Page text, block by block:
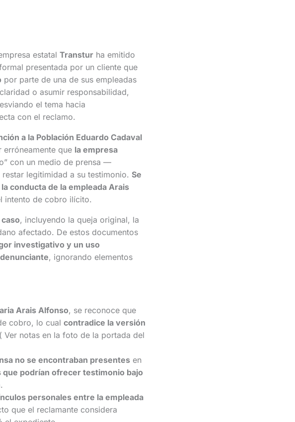
estatal Transturha emitido
presentada por un cliente que
por parte de una de sus empleadas
o asumir responsabilidad,
el tema hacia
con el reclamo.
a la Población Eduardo Cadaval
que la empresa
con un medio de prensa —
legitimidad a su testimonio. Se
conducta de la empleada Arais
intento de cobro ilícito.
, incluyendo la queja original, la
afectado. De estos documentos
investigativo y un uso
, ignorando elementos
Arais Alfonso, se reconoce que
cobro, lo cual contradice la versión
notas en la foto de la portada del
no se encontraban presentesen
que podrían ofrecer testimonio bajo
personales entre la empleada
que el reclamante considera